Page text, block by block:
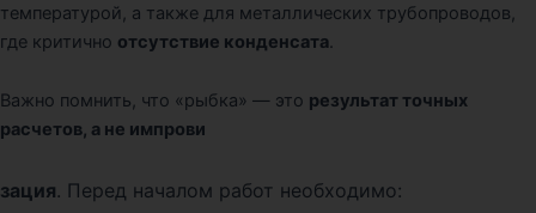
температурой, а также для металлических трубопроводов,
где критично отсутствие конденсата.
Важно помнить, что «рыбка» — это результат точных
расчетов, а не импрови
зация. Перед началом работ необходимо: